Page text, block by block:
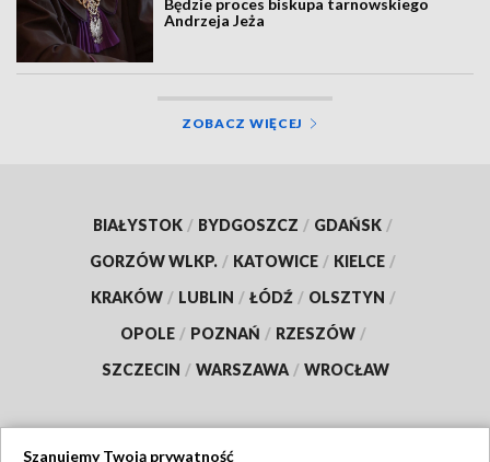
Będzie proces biskupa tarnowskiego
Andrzeja Jeża
ZOBACZ WIĘCEJ
BIAŁYSTOK / BYDGOSZCZ / GDAŃSK /
GORZÓW WLKP. / KATOWICE / KIELCE /
KRAKÓW / LUBLIN / ŁÓDŹ / OLSZTYN /
OPOLE / POZNAŃ / RZESZÓW /
SZCZECIN / WARSZAWA / WROCŁAW
Szanujemy Twoją prywatność